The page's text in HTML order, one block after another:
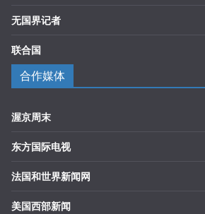
无国界记者
联合国
合作媒体
渥京周末
东方国际电视
法国和世界新闻网
美国西部新闻